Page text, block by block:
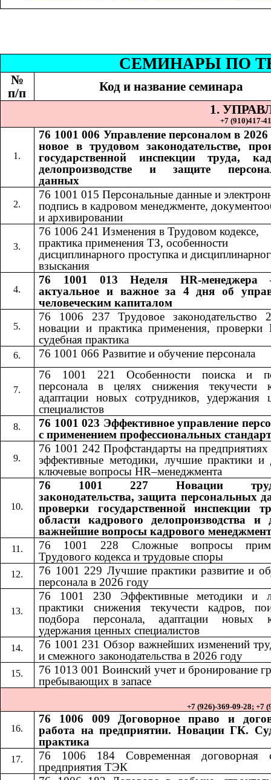
СЕМИНАРЫ ПО
№
п/п
Код и название семинара
1.
+7 (910)417-
76 1001 006 Управление персоналом в 2026
новое в трудовом законодательстве,
государственной инспекции труда,
делопроизводстве и защите
данных
76 1001 015​​Персональные данные и
подпись в кадровом менеджменте,
и архивировании
76 1006 241 ​​Изменения в Трудовом кодексе,
практика применения ТЗ, особенности
дисциплинарного проступка и
взыскания
76 1001 013 Неделя HR-менеджера
актуальное и важное за 4 дня об
человеческим капиталом
76 1006 237 Трудовое законодательство
новации и практика применения,
судебная практика
76 1001 066 Развитие и обучение персонала
76 1001 221 Особенности поиска и
персонала в целях снижения текучести
адаптации новых сотрудников, удержания
специалистов
76 1001 023 Эффективное управление
с применением профессиональных
76 1001 242​​Профстандарты на
эффективные методики, лучшие практики и
ключевые вопросы​​HR–менеджмента
76 1001 227 ​​Новации
законодательства, защита персональных
проверки государственной инспекции
области кадрового делопроизводства и
важнейшие вопросы кадрового
76 1001 228
Сложные вопросы
Трудового кодекса и трудовые споры
76 1001 229 Лучшие практики развитие и
персонала в 2026 году
76 1001 230
Эффективные методики и
практики снижения текучести кадров,
подбора персонала, адаптации новых
удержания ценных специалистов
76 1001 231 ​​Обзор важнейших изменений
и смежного законодательства в 2026 году
76 1013 ​​001 ​​Воинский учет и бронирование
пребывающих в запасе
+7 (926)-369-09-28; +7
76 1006 009 Договорное право и
работа на предприятии. Новации ГК.
практика
76 1006 184​​ Современная договорная
предприятия ТЭК